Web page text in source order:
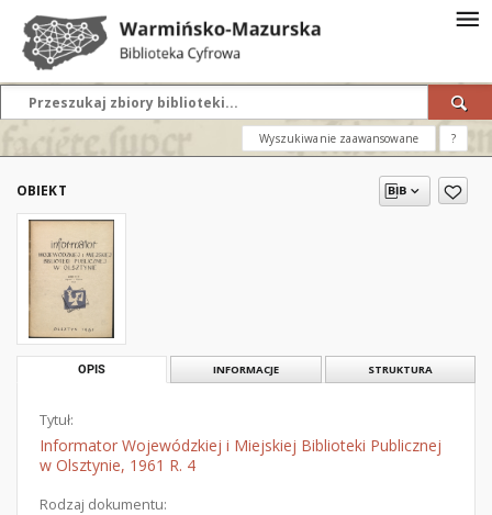
Wyszukiwanie zaawansowane ?
OBIEKT
OPIS INFORMACJE STRUKTURA
Tytuł:
Informator Wojewódzkiej i Miejskiej Biblioteki Publicznej
w Olsztynie, 1961 R. 4
Rodzaj dokumentu: